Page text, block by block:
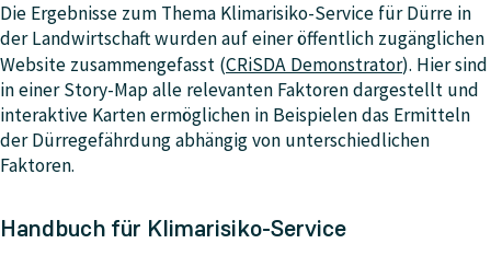
Die Ergebnisse zum Thema Klimarisiko-Service für Dürre in
der Landwirtschaft wurden auf einer öffentlich zugänglichen
Website zusammengefasst (CRiSDA Demonstrator). Hier sind
in einer Story-Map alle relevanten Faktoren dargestellt und
interaktive Karten ermöglichen in Beispielen das Ermitteln
der Dürregefährdung abhängig von unterschiedlichen
Faktoren.
Handbuch für Klimarisiko-Service